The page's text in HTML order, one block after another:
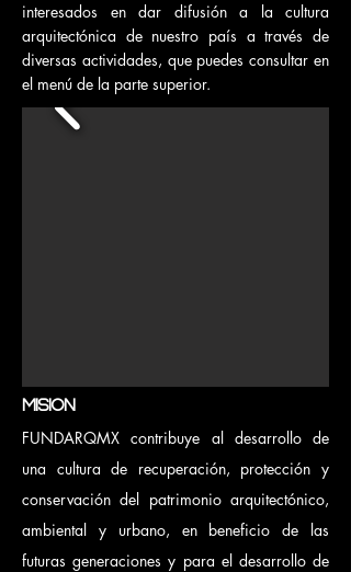
interesados en dar difusión a la cultura
arquitectónica de nuestro país a través de
diversas actividades, que puedes consultar en
el menú de la parte superior.​
MISIÓN
FUNDARQMX contribuye al desarrollo de
una cultura de recuperación, protección y
conservación del patrimonio arquitectónico,
ambiental y urbano, en beneficio de las
futuras generaciones y para el desarrollo de